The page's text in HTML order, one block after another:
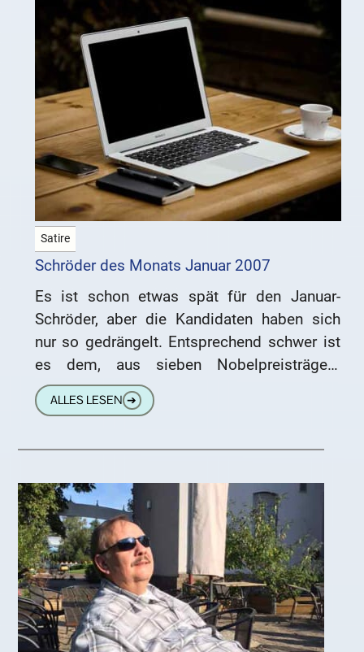
Satire
Schröder des Monats Januar 2007
Es ist schon etwas spät für den Januar-
Schröder, aber die Kandidaten haben sich
nur so gedrängelt. Entsprechend schwer ist
es dem, aus sieben Nobelpreisträgern
bestehenden, Ausschuss gefallen, einen
wirklich würdigen
ALLES LESEN ➔